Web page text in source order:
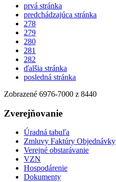
prvá stránka
predchádzajúca stránka
278
279
280
281
282
ďalšia stránka
posledná stránka
Zobrazené 6976-7000 z 8440
Zverejňovanie
Úradná tabuľa
Zmluvy Faktúry Objednávky
Verejné obstarávanie
VZN
Hospodárenie
Dokumenty